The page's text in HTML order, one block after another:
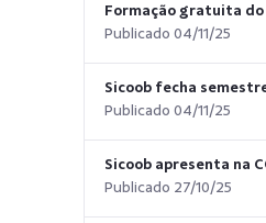
Formação gratuita do
Publicado 04/11/25
Sicoob fecha
Publicado 04/11/25
Sicoob apresenta na
Publicado 27/10/25